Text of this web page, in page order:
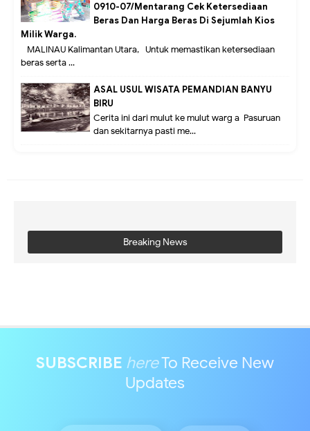
0910-07/Mentarang Cek Ketersediaan
Beras Dan Harga Beras Di Sejumlah Kios
Milik Warga.
MALINAU Kalimantan Utara,- Untuk memastikan ketersediaan
beras serta ...
ASAL USUL WISATA PEMANDIAN BANYU
BIRU
Cerita ini dari mulut ke mulut warg a Pasuruan
dan sekitarnya pasti me...
Breaking News
SUBSCRIBE hereTo Receive New
Updates